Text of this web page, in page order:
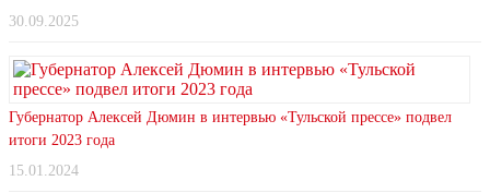
30.09.2025
Губернатор Алексей Дюмин в интервью «Тульской прессе» подвел
итоги 2023 года
15.01.2024